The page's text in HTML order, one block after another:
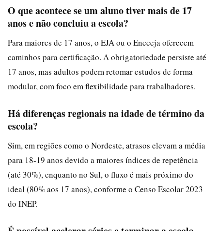
O que acontece se um aluno tiver mais de 17
anos e não concluiu a escola?
Para maiores de 17 anos, o EJA ou o Encceja oferecem
caminhos para certificação. A obrigatoriedade persiste até
17 anos, mas adultos podem retomar estudos de forma
modular, com foco em flexibilidade para trabalhadores.
Há diferenças regionais na idade de término da
escola?
Sim, em regiões como o Nordeste, atrasos elevam a média
para 18-19 anos devido a maiores índices de repetência
(até 30%), enquanto no Sul, o fluxo é mais próximo do
ideal (80% aos 17 anos), conforme o Censo Escolar 2023
do INEP.